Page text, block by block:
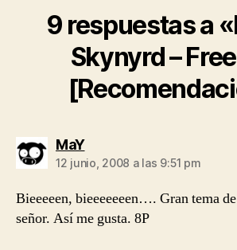
9 respuestas a
Skynyrd –
MaYdice:
12 junio, 2008 a las 9:51 pm
Bieeeeen, bieeeeeeen…. Gran tema
señor. Así me gusta. 8P